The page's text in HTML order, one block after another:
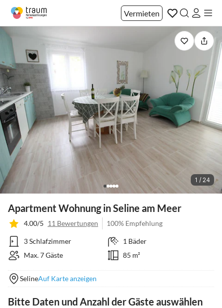
Vermieten
1 / 24
Apartment Wohnung in Seline am Meer
4.00/5 11 Bewertungen 100% Empfehlung
3 Schlafzimmer
1 Bäder
Max. 7 Gäste
85 m²
SelineAuf Karte anzeigen
Bitte Daten und Anzahl der Gäste auswählen